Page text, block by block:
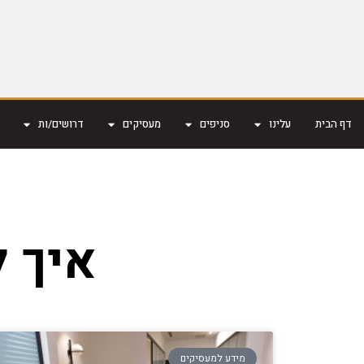
דף הבית עלינו סניפים מעסיקים דרושים/ות
איך
מידע למעסיקים